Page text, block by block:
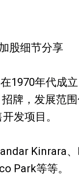
股细节分享
1970年代成
牌，发展范
发项目。
Kinrara
Park等等。